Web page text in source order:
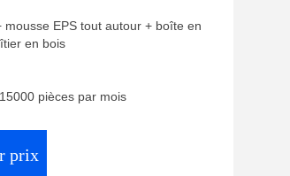
EPS tout autour + boîte en
en bois
pièces par mois
prix